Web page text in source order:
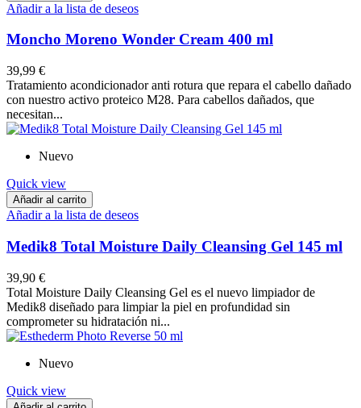
Añadir a la lista de deseos
Moncho Moreno Wonder Cream 400 ml
39,99 €
Tratamiento acondicionador anti rotura que repara el cabello dañado
con nuestro activo proteico M28. Para cabellos dañados, que
necesitan...
Nuevo
Quick view
Añadir al carrito
Añadir a la lista de deseos
Medik8 Total Moisture Daily Cleansing Gel 145 ml
39,90 €
Total Moisture Daily Cleansing Gel es el nuevo limpiador de
Medik8 diseñado para limpiar la piel en profundidad sin
comprometer su hidratación ni...
Nuevo
Quick view